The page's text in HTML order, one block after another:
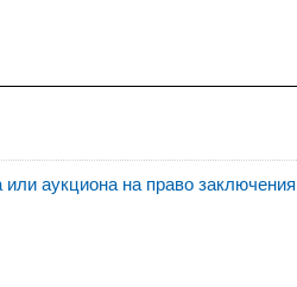
аукциона на право